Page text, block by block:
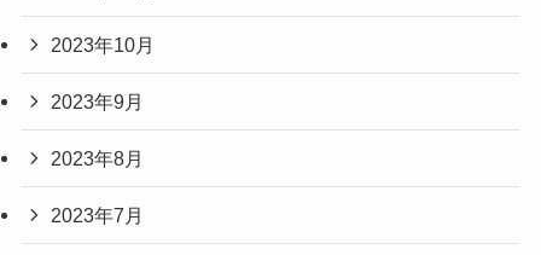
2023年10月
2023年9月
2023年8月
2023年7月